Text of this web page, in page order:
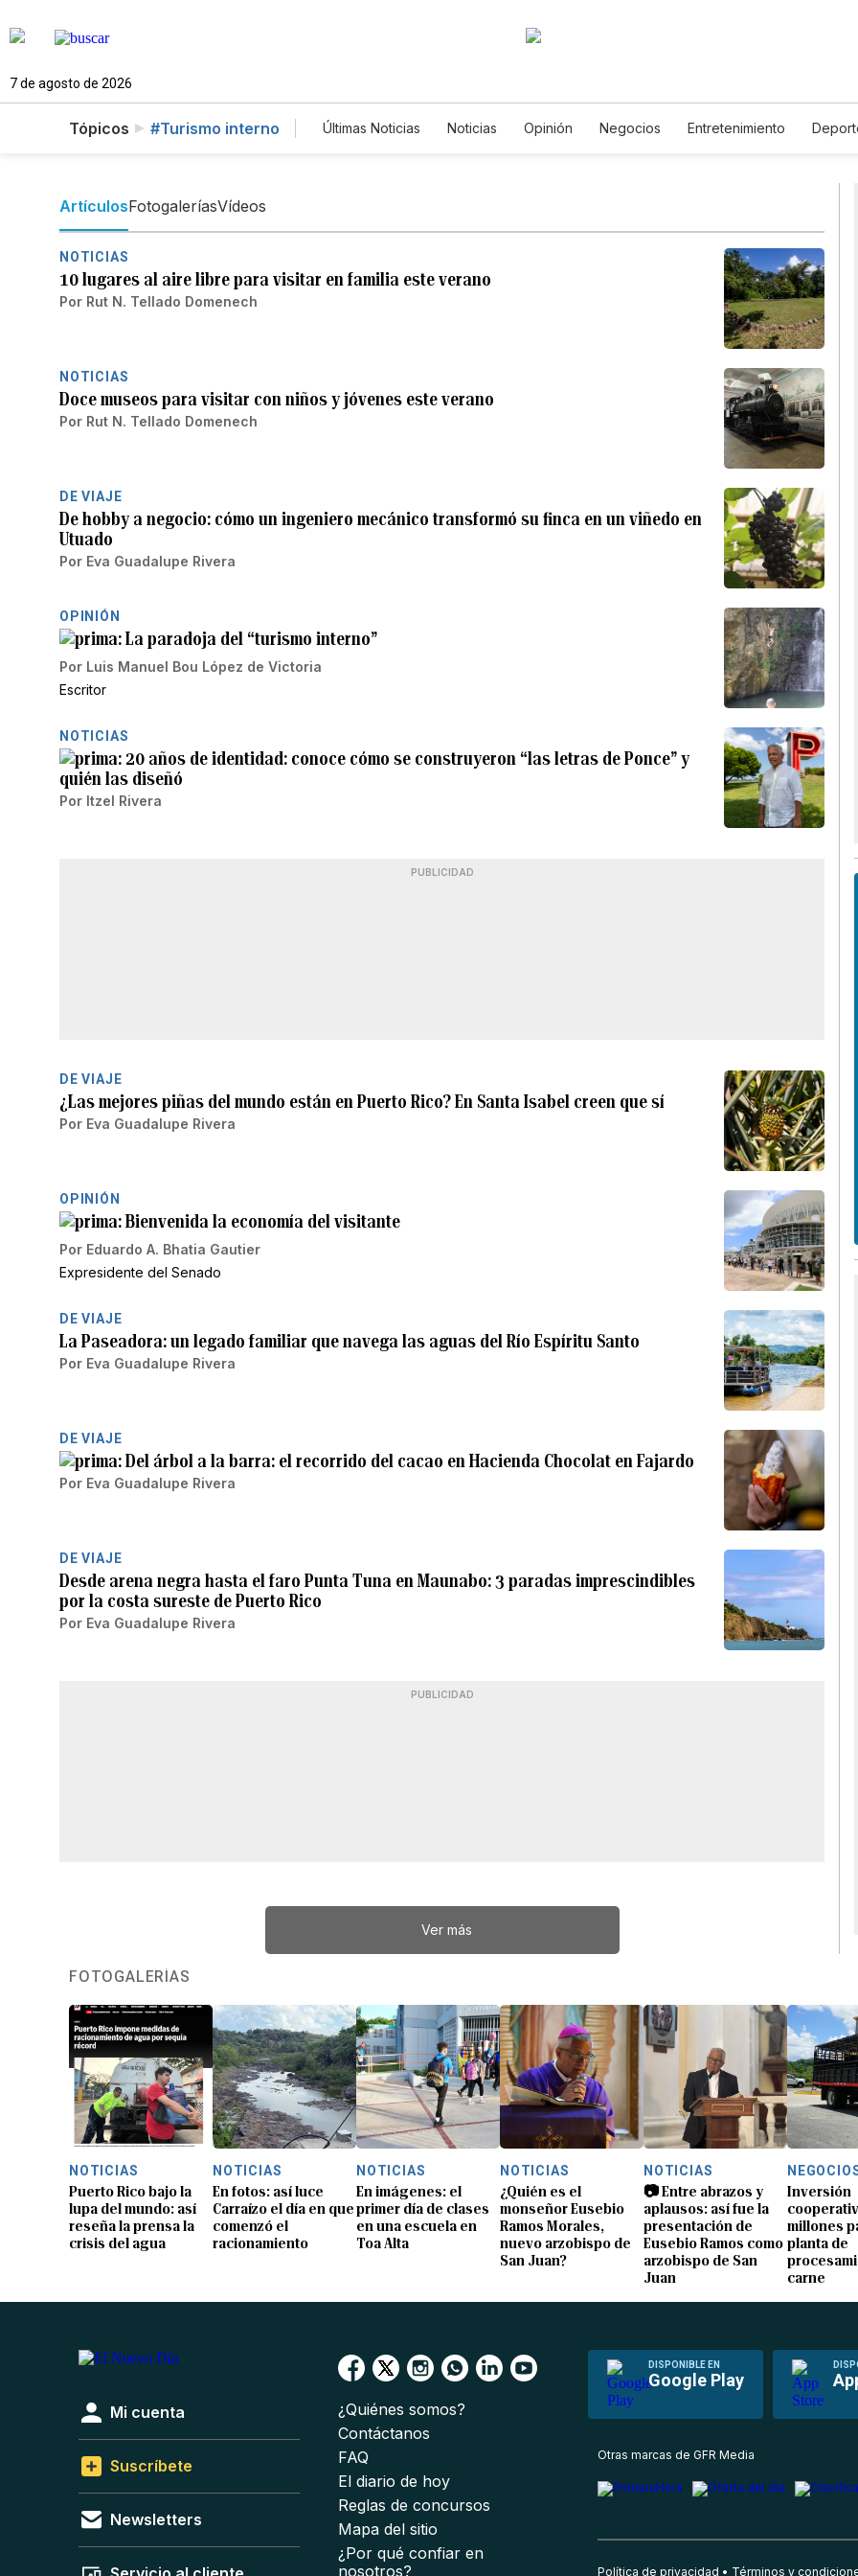
7 de agosto de 2026
Tópicos #Turismo interno Últimas Noticias Noticias Opinión Negocios Entretenimiento
ArtículosFotogaleríasVídeos
NOTICIAS
10 lugares al aire libre para visitar en familia este verano
Por Rut N. Tellado Domenech
NOTICIAS
Doce museos para visitar con niños y jóvenes este verano
Por Rut N. Tellado Domenech
DE VIAJE
De hobby a negocio: cómo un ingeniero mecánico transformó su finca en un viñedo en
Utuado
Por Eva Guadalupe Rivera
OPINIÓN
La paradoja del “turismo interno”
Por Luis Manuel Bou López de Victoria
Escritor
NOTICIAS
20 años de identidad: conoce cómo se construyeron “las letras de Ponce” y
quién las diseñó
Por Itzel Rivera
PUBLICIDAD
DE VIAJE
¿Las mejores piñas del mundo están en Puerto Rico? En Santa Isabel creen que sí
Por Eva Guadalupe Rivera
OPINIÓN
Bienvenida la economía del visitante
Por Eduardo A. Bhatia Gautier
Expresidente del Senado
DE VIAJE
La Paseadora: un legado familiar que navega las aguas del Río Espíritu Santo
Por Eva Guadalupe Rivera
DE VIAJE
Del árbol a la barra: el recorrido del cacao en Hacienda Chocolat en Fajardo
Por Eva Guadalupe Rivera
DE VIAJE
Desde arena negra hasta el faro Punta Tuna en Maunabo: 3 paradas imprescindibles
por la costa sureste de Puerto Rico
Por Eva Guadalupe Rivera
PUBLICIDAD
Ver más
FOTOGALERÍAS
NOTICIAS
Puerto Rico bajo la
lupa del mundo: así
reseña la prensa la
crisis del agua
NOTICIAS
En fotos: así luce
Carraízo el día en que
comenzó el
racionamiento
NOTICIAS
En imágenes: el
primer día de clases
en una escuela en
Toa Alta
NOTICIAS
¿Quién es el
monseñor Eusebio
Ramos Morales,
nuevo arzobispo de
San Juan?
NOTICIAS
📷 Entre abrazos y
aplausos: así fue la
presentación de
Eusebio Ramos como
arzobispo de San
Juan
Inversión
millones
planta de
carne
DISPONIBLE EN
Google Play
Mi cuenta
Suscríbete
Newsletters
¿Quiénes somos?
Contáctanos
FAQ
El diario de hoy
Reglas de concursos
Mapa del sitio
¿Por qué confiar en
nosotros?
Otras marcas de GFR Media
Política de privacidad Términos y